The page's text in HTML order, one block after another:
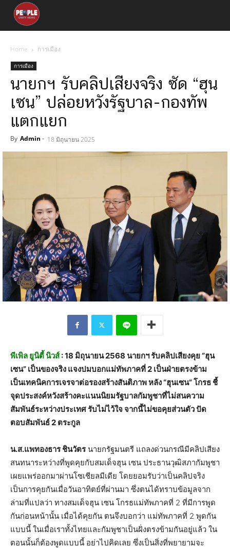
Home การเมือง
การเมือง
นายกฯ รับคลิปเสียงจริง ซัด “ฮุน
เซน” ปล่อยหวังรัฐบาล-กองทัพ
แตกแยก
By Admin - 18 มิถุนายน 2025
พีเพิล ยูนิตี้ นิวส์ : 18 มิถุนายน 2568 นายกฯ รับคลิปเสียงคุย “ฮุน
เซน” เป็นของจริง แจงปมบอกแม่ทัพภาคที่ 2 เป็นฝ่ายตรงข้าม
เป็นเทคนิคการเจรจาต่อรองสร้างสันติภาพ หลัง “ฮุนเซน” โกรธ ชี้
จุดประสงค์หวังสร้างคะแนนนิยมรัฐบาลกัมพูชาที่ไม่สนความ
สัมพันธ์ระหว่างประเทศ รับไม่ไว้ใจ จากนี้ไม่ขอคุยส่วนตัว ปัด
ตอบสัมพันธ์ 2 ตระกูล
น.ส.แพทองธาร ชินวัตรนายกรัฐมนตรี แถลงด่วนกรณีมีคลิปเสียง
สนทนาระหว่างที่พูดคุยกับสมเด็จฮุน เซน ประธานวุฒิสภากัมพูชา
เผยแพร่ออกมาผ่านโซเชียลมีเดีย โดยยอมรับว่าเป็นคลิปจริง
เป็นการคุยกันเมื่อวันอาทิตย์ที่ผ่านมา ซึ่งตนได้ทราบข้อมูลจาก
ล่ามที่แปลว่า ทางสมเด็จฮุน เซน โกรธแม่ทัพภาคที่ 2 ที่มีการพูด
กันก่อนหน้านั้น เมื่อได้คุยกัน ตนจึงบอกว่า แม่ทัพภาคที่ 2 พูดกัน
แบบนี้ ในเมื่อเราทั้งไทยและกัมพูชาเป็นฝั่งตรงข้ามกันอยู่แล้ว ใน
ตอนนั้นก็ต้องพูดแบบนี้ อย่าไปคิดเลย ซึ่งเป็นสิ่งที่พยายามจะ